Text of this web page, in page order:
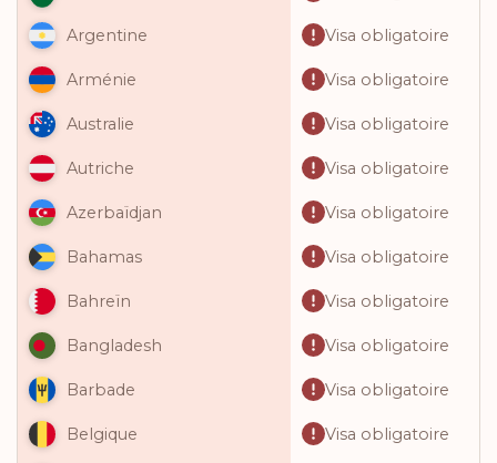
Argentine Visa obligatoire
Arménie Visa obligatoire
Australie Visa obligatoire
Autriche Visa obligatoire
Azerbaïdjan Visa obligatoire
Bahamas Visa obligatoire
Bahreïn Visa obligatoire
Bangladesh Visa obligatoire
Barbade Visa obligatoire
Belgique Visa obligatoire